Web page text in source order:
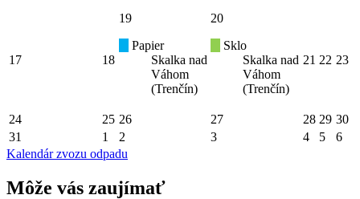
17 18
19
Papier
Skalka nad
Váhom
(Trenčín)
20
Sklo
Skalka nad
Váhom
(Trenčín)
21 22 23
24 25 26 27 28 29 30
31
1 2 3 4 5
6
Kalendár zvozu odpadu
Môže vás zaujímať